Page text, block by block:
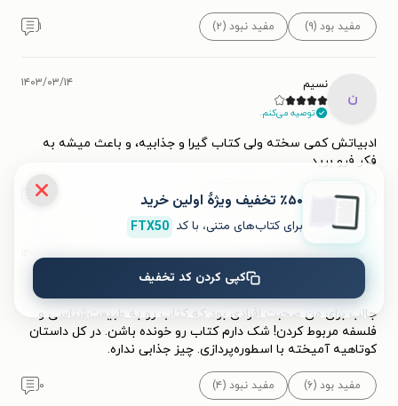
مفید بود (۹) مفید نبود (۲) ۱
ن
نسیم
توصیه می‌کنم.
۱۴۰۳/۰۳/۱۴
ادبیاتش کمی سخته ولی کتاب گیرا و جذابیه، و باعث میشه به
فکر فرو برید
مفید بود (۳) مفید نبود ۰
ایران آزاد
جالب برای من صحبت افرادی بود که کتاب رو به طبیعت‌شناسی و
فلسفه مربوط کردن! شک دارم کتاب رو خونده باشن. در کل داستان
کوتاهیه آمیخته با اسطوره‌پردازی. چیز جذابی نداره.
مفید بود (۶) مفید نبود (۴) ۰
٪۵۰ تخفیف ویژۀ اولین خرید
برای کتاب‌های متنی، با کد FTX50
کپی کردن کد تخفیف